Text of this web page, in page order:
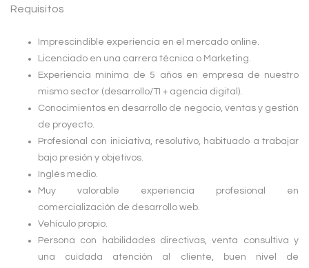
Requisitos
Imprescindible experiencia en el mercado online.
Licenciado en una carrera técnica o Marketing.
Experiencia mínima de 5 años en empresa de nuestro
mismo sector (desarrollo/TI + agencia digital).
Conocimientos en desarrollo de negocio, ventas y gestión
de proyecto.
Profesional con iniciativa, resolutivo, habituado a trabajar
bajo presión y objetivos.
Inglés medio.
Muy valorable experiencia profesional en
comercialización de desarrollo web.
Vehículo propio.
Persona con habilidades directivas, venta consultiva y
una cuidada atención al cliente, buen nivel de